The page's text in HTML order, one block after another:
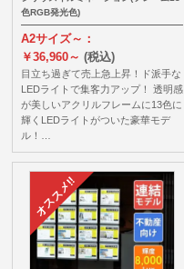
色RGB発光色)
A2サイズ～：
￥36,960～(税込)
目立ち過ぎて売上急上昇！ド派手な
LEDライトで集客力アップ！ 透明感
が美しいアクリルフレームに13色に
輝くLEDライトがついた豪華モデ
ル！…